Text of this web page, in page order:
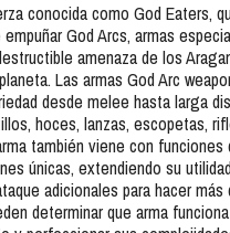
conocida como God Eaters,
God Arcs, armas
amenaza de los
Las armas God Arc
desde melee hasta larga
hoces, lanzas, escopetas,
también viene con funciones
únicas, extendiendo su
adicionales para hacer más
determinar que arma